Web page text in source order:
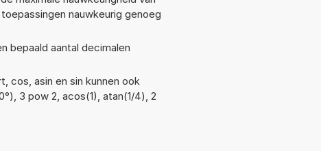
nauwkeurig genoeg
bepaald aantal decimalen
cos, asin en sin kunnen ook
3 pow 2, acos(1), atan(1/4), 2